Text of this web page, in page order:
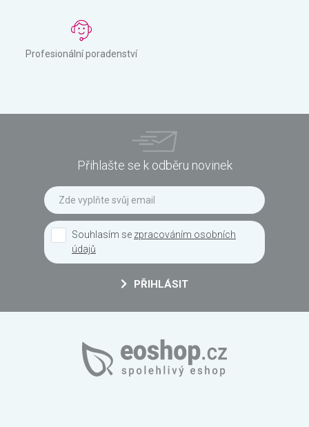
Profesionální poradenství
Přihlašte se k odběru novinek
Souhlasím se zpracováním osobních
údajů
PŘIHLÁSIT